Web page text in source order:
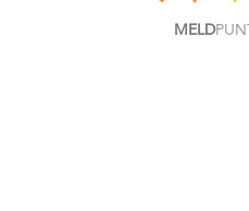
MELDPUNT